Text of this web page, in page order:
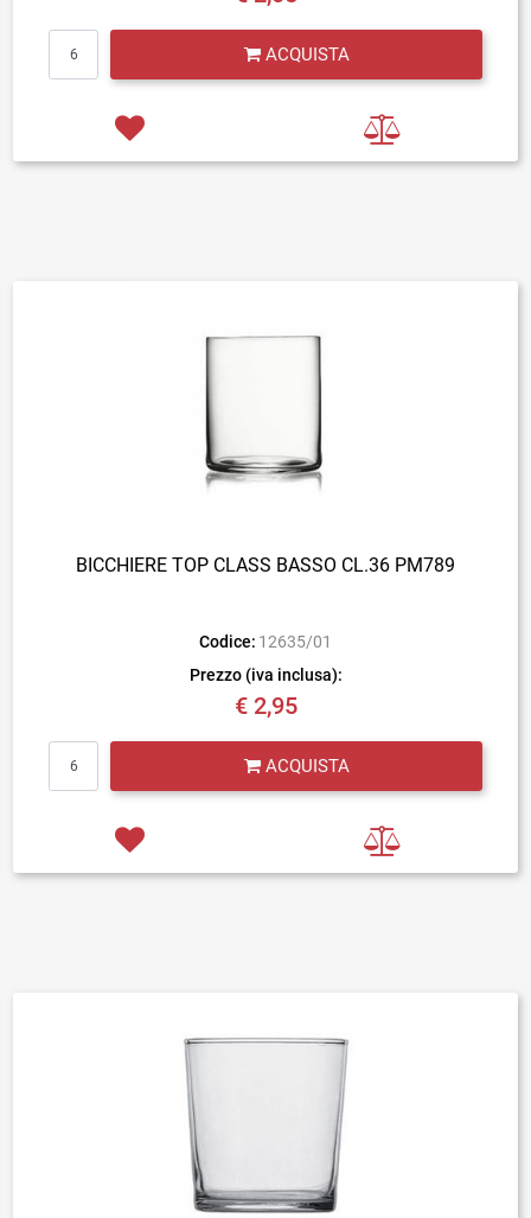
ACQUISTA
BICCHIERE TOP CLASS BASSO CL.36 PM789
Codice: 12635/01
Prezzo (iva inclusa):
€ 2,95
ACQUISTA